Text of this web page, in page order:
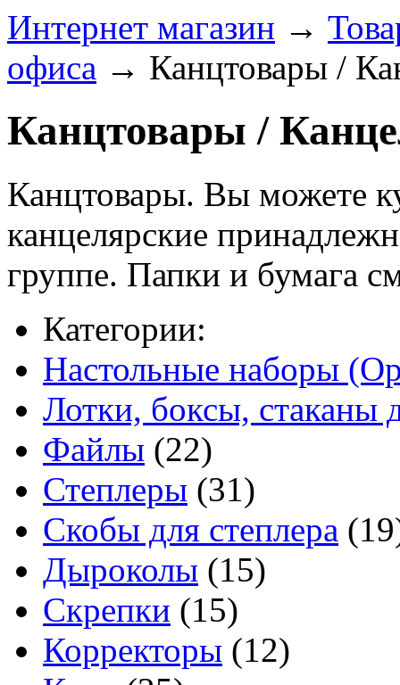
Интернет магазин →
офиса → Канцтовары /
Канцтовары /
Канцтовары. Вы можете
канцелярские
группе. Папки и бумага
Категории:
Настольные наборы
Лотки, боксы, стаканы
Файлы (22)
Степлеры (31)
Скобы для степлера
Дыроколы (15)
Скрепки (15)
Корректоры (12)